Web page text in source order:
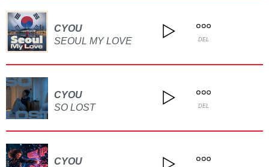
CYOU
SEOUL MY LOVE
DEL
CYOU
SO LOST
DEL
CYOU